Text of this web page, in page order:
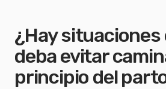
¿Hay situaciones
deba evitar
principio del